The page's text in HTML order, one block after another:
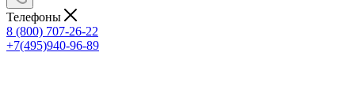
Телефоны
8 (800) 707-26-22
+7(495)940-96-89